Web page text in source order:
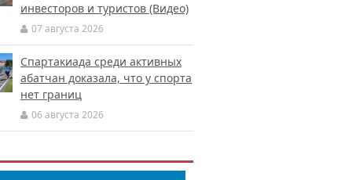
инвесторов и туристов (Видео)
07 августа 2026
Спартакиада среди активных
абатчан доказала, что у спорта
нет границ
06 августа 2026